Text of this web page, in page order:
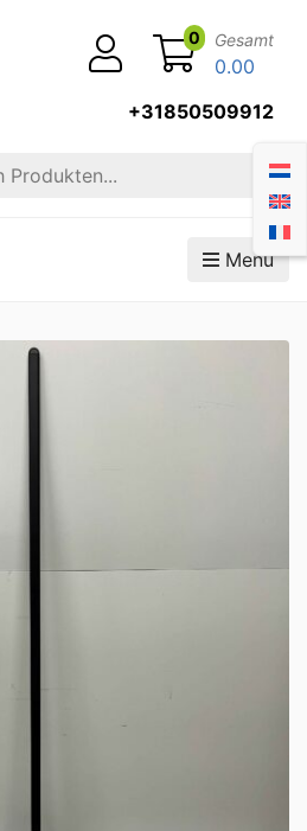
+31850509912
0 Gesamt
0.00
Menü